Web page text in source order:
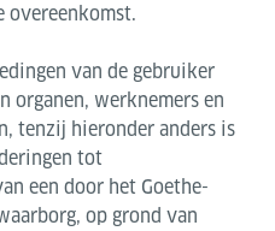
overeenkomst.
van de gebruiker
organen, werknemers en
tenzij hieronder anders is
tot
een door het Goethe-
op grond van